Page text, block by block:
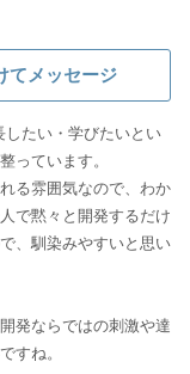
てメッセージ
たい・学びたいとい
っています。
る雰囲気なので、わか
で黙々と開発するだけ
、馴染みやすいと思い
発ならではの刺激や達
すね。